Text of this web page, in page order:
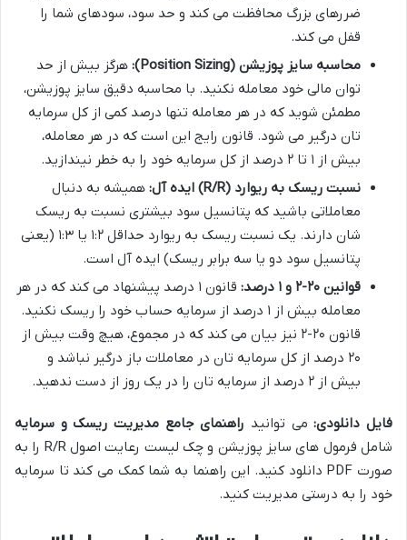
ضررهای بزرگ محافظت می کند و حد سود، سودهای شما را
قفل می کند.
محاسبه سایز پوزیشن (Position Sizing):
هرگز بیش از حد
توان مالی خود معامله نکنید. با محاسبه دقیق سایز پوزیشن،
مطمئن شوید که در هر معامله تنها درصد کمی از کل سرمایه
تان درگیر می شود. قانون رایج این است که در هر معامله،
بیش از ۱ تا ۲ درصد از کل سرمایه خود را به خطر نیندازید.
نسبت ریسک به ریوارد (R/R) ایده آل:
همیشه به دنبال
معاملاتی باشید که پتانسیل سود بیشتری نسبت به ریسک
شان دارند. یک نسبت ریسک به ریوارد حداقل ۱:۲ یا ۱:۳ (یعنی
پتانسیل سود دو یا سه برابر ریسک) ایده آل است.
قوانین ۲۰-۲ و ۱ درصد:
قانون ۱ درصد پیشنهاد می کند که در هر
معامله بیش از ۱ درصد از سرمایه حساب خود را ریسک نکنید.
قانون ۲۰-۲ نیز بیان می کند که در مجموع، هیچ وقت بیش از
۲۰ درصد از کل سرمایه تان در معاملات باز درگیر نباشد و
بیش از ۲ درصد از سرمایه تان را در یک روز از دست ندهید.
فایل دانلودی:می توانید راهنمای جامع مدیریت ریسک و سرمایه
شامل فرمول های سایز پوزیشن و چک لیست رعایت اصول R/R را به
صورت PDF دانلود کنید. این راهنما به شما کمک می کند تا سرمایه
خود را به درستی مدیریت کنید.